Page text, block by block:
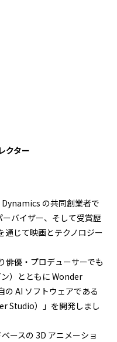
クター
の共同創業者で
バイザー、そして受賞歴
通じて映画とテクノロジー
俳優・プロデューサーでも
）とともに Wonder
AI ソフトウェアである
Studio）」を開発しまし
ースの 3D アニメーショ